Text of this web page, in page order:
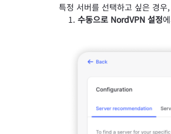
특정 서버를 선택하고 싶은 경
수동으로 NordVPN 설정